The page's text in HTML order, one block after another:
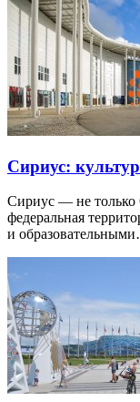
Сириус:
Сириус — не только
федеральная
и